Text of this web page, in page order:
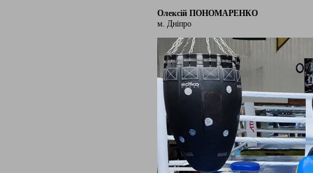
Олексій ПОНОМАРЕНКО
м. Дніпро